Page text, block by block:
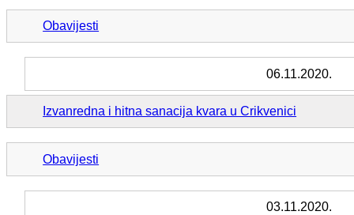
Obavijesti
06.11.2020.
Izvanredna i hitna sanacija kvara u Crikvenici
Obavijesti
03.11.2020.